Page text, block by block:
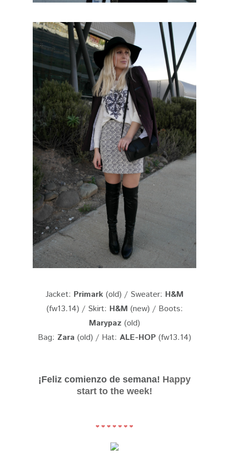
Jacket: Primark (old) / Sweater: H&M
(fw13.14) / Skirt: H&M (new) / Boots:
Marypaz (old)
Bag: Zara (old) / Hat: ALE-HOP (fw13.14)
¡Feliz comienzo de semana! Happy
start to the week!
❤ ❤ ❤ ❤ ❤ ❤ ❤